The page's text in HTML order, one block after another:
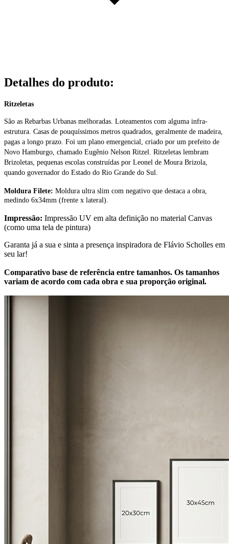
Detalhes do produto:
Ritzeletas
São as Rebarbas Urbanas melhoradas. Loteamentos com alguma infra-
estrutura. Casas de pouquíssimos metros quadrados, geralmente de madeira,
pagas a longo prazo. Foi um plano emergencial, criado por um prefeito de
Novo Hamburgo, chamado Eugênio Nelson Ritzel. Ritzeletas lembram
Brizoletas, pequenas escolas construídas por Leonel de Moura Brizola,
quando governador do Estado do Rio Grande do Sul.
Moldura Filete: Moldura ultra slim com negativo que destaca a obra,
medindo 6x34mm (frente x lateral).
Impressão: Impressão UV em alta definição no material Canvas
(como uma tela de pintura)
Garanta já a sua e sinta a presença inspiradora de Flávio Scholles em
seu lar!
Comparativo base de referência entre tamanhos. Os tamanhos
variam de acordo com cada obra e sua proporção original.